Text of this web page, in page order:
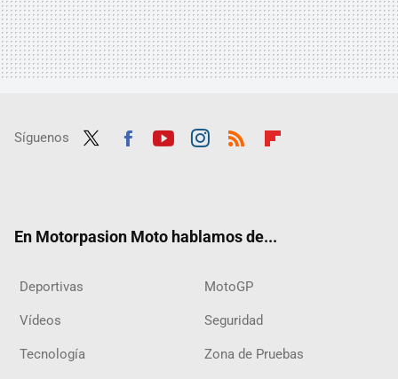
Síguenos
En Motorpasion Moto hablamos de...
Deportivas MotoGP
Vídeos Seguridad
Tecnología Zona de Pruebas